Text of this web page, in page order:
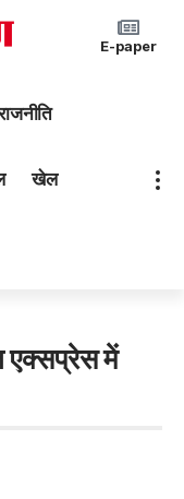
E-paper
खेल
में